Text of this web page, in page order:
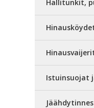
Hallitunkit,
Istuinsuojat